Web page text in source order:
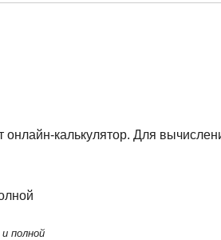
онлайн-калькулятор. Для
полной